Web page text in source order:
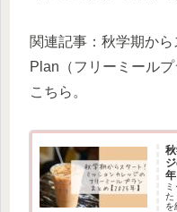
関連記事：秋学期か
Plan（フリーミール
こちら。
年
た
を